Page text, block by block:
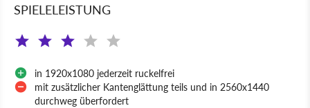
SPIELELEISTUNG
in 1920x1080 jederzeit ruckelfrei
mit zusätzlicher Kantenglättung teils und in 2560x1440
durchweg überfordert